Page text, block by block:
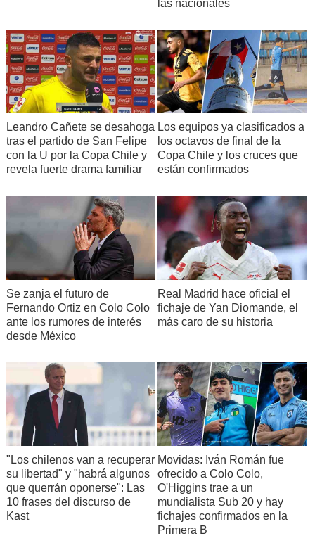
las nacionales
Leandro Cañete se desahoga
tras el partido de San Felipe
con la U por la Copa Chile y
revela fuerte drama familiar
Los equipos ya clasificados a
los octavos de final de la
Copa Chile y los cruces que
están confirmados
Se zanja el futuro de
Fernando Ortiz en Colo Colo
ante los rumores de interés
desde México
Real Madrid hace oficial el
fichaje de Yan Diomande, el
más caro de su historia
"Los chilenos van a recuperar
su libertad" y "habrá algunos
que querrán oponerse": Las
10 frases del discurso de
Kast
Movidas: Iván Román fue
ofrecido a Colo Colo,
O'Higgins trae a un
mundialista Sub 20 y hay
fichajes confirmados en la
Primera B